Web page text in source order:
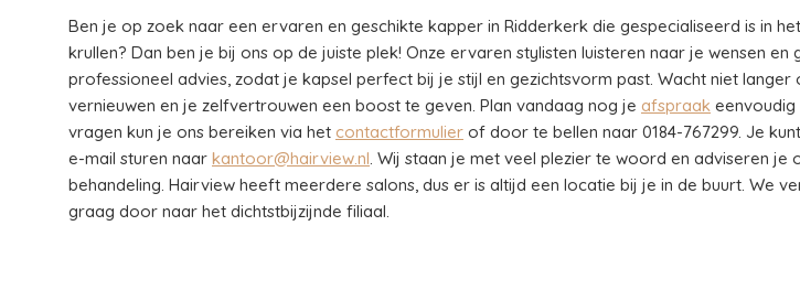
Ben je op zoek naar een ervaren en geschikte kapper in Ridderkerk die gespecialiseerd is in
krullen? Dan ben je bij ons op de juiste plek! Onze ervaren stylisten luisteren naar je wensen en
professioneel advies, zodat je kapsel perfect bij je stijl en gezichtsvorm past. Wacht niet langer
vernieuwen en je zelfvertrouwen een boost te geven. Plan vandaag nog je afspraak
vragen kun je ons bereiken via het contactformulier of door te bellen naar 0184-767299. Je
e-mail sturen naar kantoor@hairview.nl. Wij staan je met veel plezier te woord en adviseren je
behandeling. Hairview heeft meerdere salons, dus er is altijd een locatie bij je in de buurt. We
graag door naar het dichtstbijzijnde filiaal.